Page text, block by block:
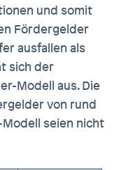
und somit
Fördergelder
ausfallen als
sich der
Modell aus. Die
von rund
Modell seien nicht